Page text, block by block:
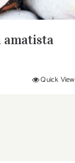
amatista
Quick View